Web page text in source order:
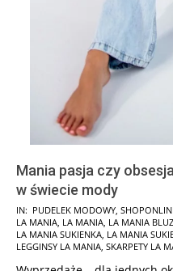
Mania pasja czy
w świecie mody
2025-
05-
27
IN: PUDELEK MODOWY
LA MANIA LA MANIA LA MANIA
LA MANIA SUKIENKA LA MANIA
LEGGINSY LA MANIA SKARPETY LA